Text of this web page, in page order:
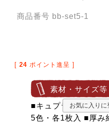
商品番号 bb-set5-1
[ 24 ポイント進呈 ]
素材・サイズ等
■キュプラレーヨン
5色・各1枚入 ■厚み
お気に入りに